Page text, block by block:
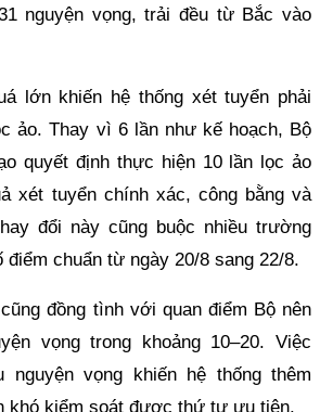
nguyện vọng, trải đều từ Bắc vào
lớn khiến hệ thống xét tuyển phải
ảo. Thay vì 6 lần như kế hoạch, Bộ
quyết định thực hiện 10 lần lọc ảo
xét tuyển chính xác, công bằng và
đổi này cũng buộc nhiều trường
điểm chuẩn từ ngày 20/8 sang 22/8.
đồng tình với quan điểm Bộ nên
vọng trong khoảng 10–20. Việc
nguyện vọng khiến hệ thống thêm
khó kiểm soát được thứ tự ưu tiên.